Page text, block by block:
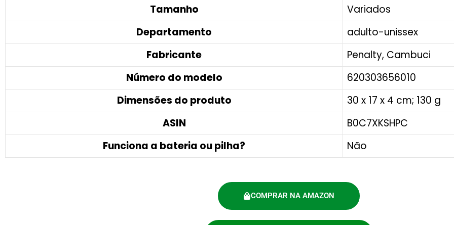
Tamanho
‎Variados
Departamento
‎adulto-unissex
Fabricante
‎Penalty, Cambuci
Número do modelo
‎620303656010
Dimensões do produto
‎30 x 17 x 4 cm; 130 g
ASIN
‎B0C7XKSHPC
Funciona a bateria ou pilha?
‎Não
COMPRAR NA AMAZON